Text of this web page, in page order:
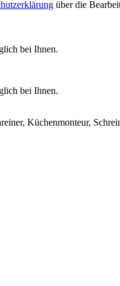
über die
bei Ihnen.
bei Ihnen.
Küchenmonteur,